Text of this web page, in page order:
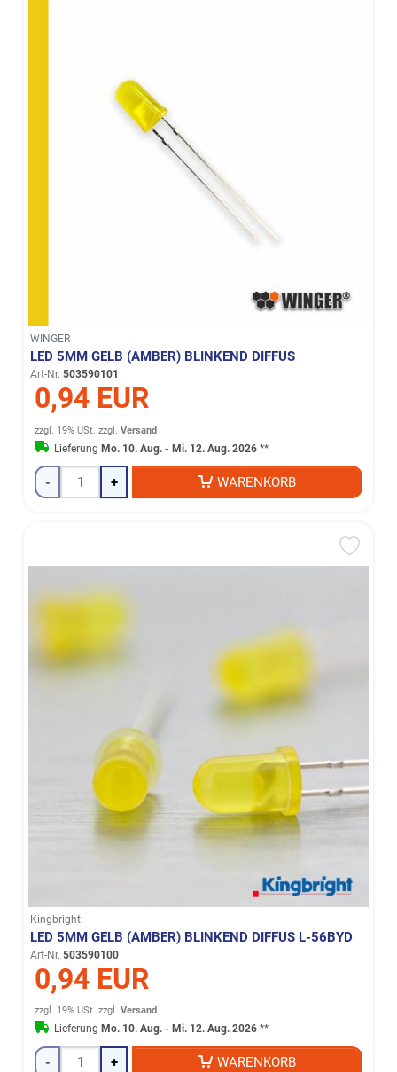
WINGER
LED 5MM GELB (AMBER) BLINKEND DIFFUS
Art-Nr. 503590101
0,94 EUR
zzgl. 19% USt. zzgl.Versand
Lieferung Mo. 10. Aug. - Mi. 12. Aug. 2026 **
- + WARENKORB
Kingbright
LED 5MM GELB (AMBER) BLINKEND DIFFUS L-56BYD
Art-Nr. 503590100
0,94 EUR
zzgl. 19% USt. zzgl.Versand
Lieferung Mo. 10. Aug. - Mi. 12. Aug. 2026 **
- + WARENKORB